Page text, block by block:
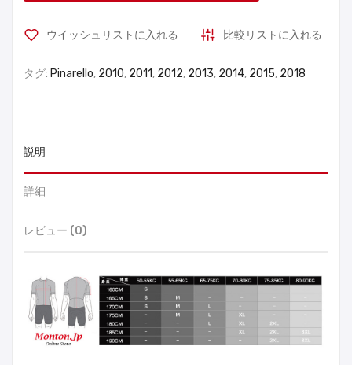
ウイッシュリストに入れる 比較リストに入れる
タグ: Pinarello, 2010, 2011, 2012, 2013, 2014, 2015, 2018
説明
詳細
レビュー (0)